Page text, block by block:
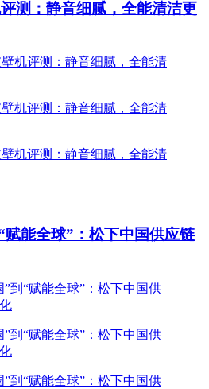
测：静音细腻，全能清洁更
赋能全球”：松下中国供应链